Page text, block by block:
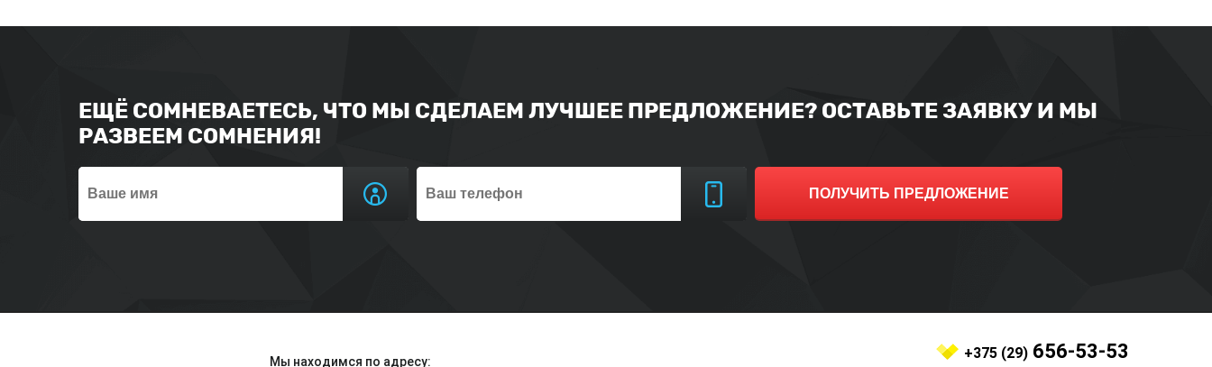
ЕЩЁ СОМНЕВАЕТЕСЬ, ЧТО МЫ СДЕЛАЕМ ЛУЧШЕЕ ПРЕДЛОЖЕНИЕ? ОСТАВЬТЕ ЗАЯВКУ И МЫ
РАЗВЕЕМ СОМНЕНИЯ!
ПОЛУЧИТЬ ПРЕДЛОЖЕНИЕ
Мы находимся по адресу:
+375 (29)656-53-53